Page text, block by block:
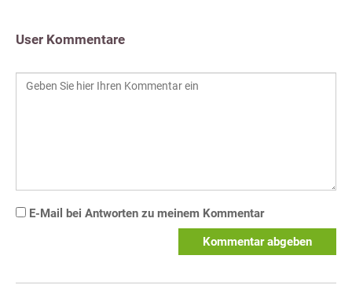
User Kommentare
E-Mail bei Antworten zu meinem Kommentar
Kommentar abgeben